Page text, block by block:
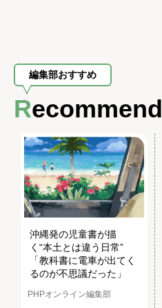
編集部おすすめ
Recommend
沖縄発の児童書が描
く“本土とは違う日常”
「教科書に電車が出てく
るのが不思議だった」
PHPオンライン編集部